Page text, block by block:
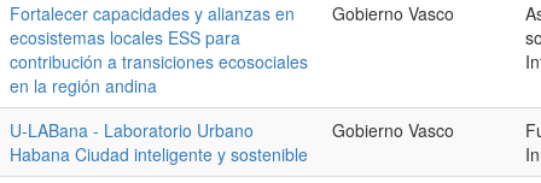
Fortalecer capacidades y alianzas en
ecosistemas locales ESS para
contribución a transiciones ecosociales
en la región andina
Gobierno Vasco
U-LABana - Laboratorio Urbano
Habana Ciudad inteligente y sostenible
Gobierno Vasco